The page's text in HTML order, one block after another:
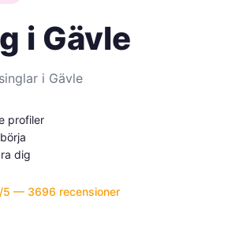
i Gävle
i Gävle
profiler
dig
3696 recensioner